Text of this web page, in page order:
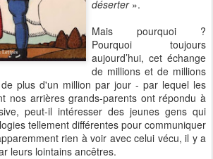
déserter».
Mais pourquoi ?
Pourquoi toujours
aujourd’hui, cet échange
de millions et de millions
plus d'un million par jour - par lequel les
nos arrières grands-parents ont répondu à
peut-il intéresser des jeunes gens qui
tellement différentes pour communiquer
rien à voir avec celui vécu, il y a
leurs lointains ancêtres.